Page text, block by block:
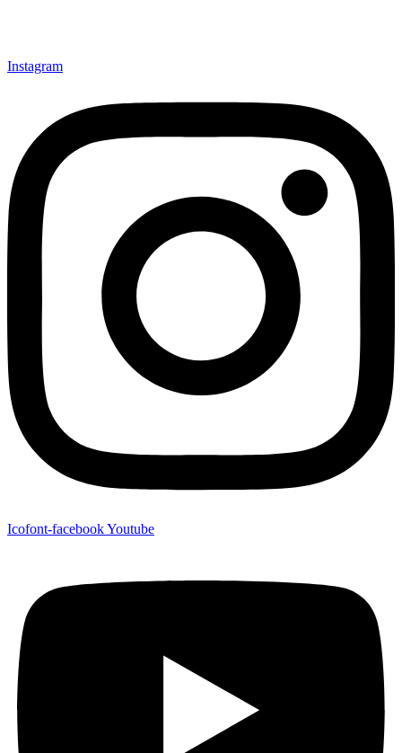
Instagram
Icofont-facebookYoutube